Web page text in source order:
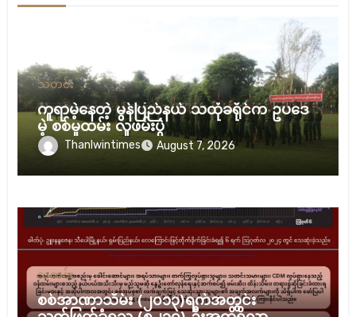
သတင်း
ကူရာမဲ့နေတဲ့ မွန်ပြည်နယ် သထုံခရိုင်က ဥပဒေ
မဲ့ စစ်မှုထမ်း လူဖမ်းပွဲ
Thanlwintimes August 7, 2026
သတင်း
စစ်အာဏာသိမ်း (၂၀၁၃)ရက်အတွင်း